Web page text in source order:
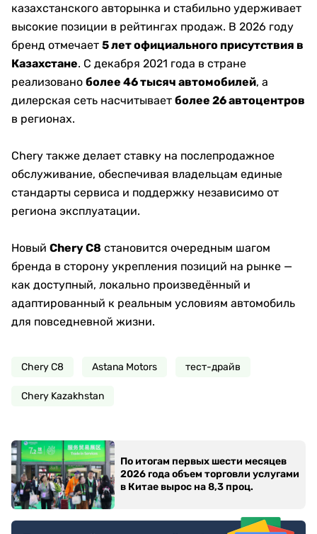
казахстанского авторынка и стабильно удерживает
высокие позиции в рейтингах продаж. В 2026 году
бренд отмечает 5 лет официального присутствия в
Казахстане. С декабря 2021 года в стране
реализовано более 46 тысяч автомобилей, а
дилерская сеть насчитывает более 26 автоцентров
в регионах.
Chery также делает ставку на послепродажное
обслуживание, обеспечивая владельцам единые
стандарты сервиса и поддержку независимо от
региона эксплуатации.
Новый Chery C8 становится очередным шагом
бренда в сторону укрепления позиций на рынке —
как доступный, локально произведённый и
адаптированный к реальным условиям автомобиль
для повседневной жизни.
Chery C8 Astana Motors тест-драйв
Chery Kazakhstan
По итогам первых шести месяцев
2026 года объем торговли услугами
в Китае вырос на 8,3 проц.